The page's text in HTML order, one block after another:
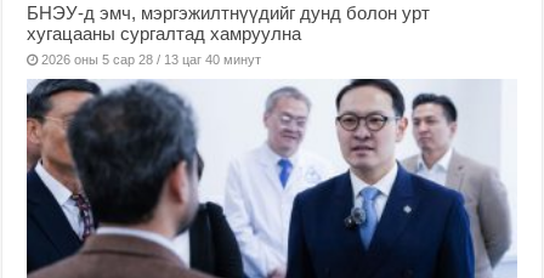
БНЭУ-д эмч, мэргэжилтнүүдийг дунд болон урт
хугацааны сургалтад хамруулна
2026 оны 5 сар 28 / 13 цаг 40 минут